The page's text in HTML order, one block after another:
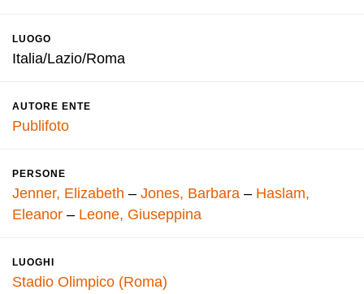
LUOGO
Italia/Lazio/Roma
AUTORE ENTE
Publifoto
PERSONE
Jenner, Elizabeth – Jones, Barbara – Haslam,
Eleanor – Leone, Giuseppina
LUOGHI
Stadio Olimpico (Roma)